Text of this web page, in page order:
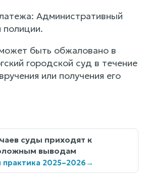
Административный
быть обжаловано в
городской суд в течение
или получения его
суды приходят к
выводам
практика 2025–2026→